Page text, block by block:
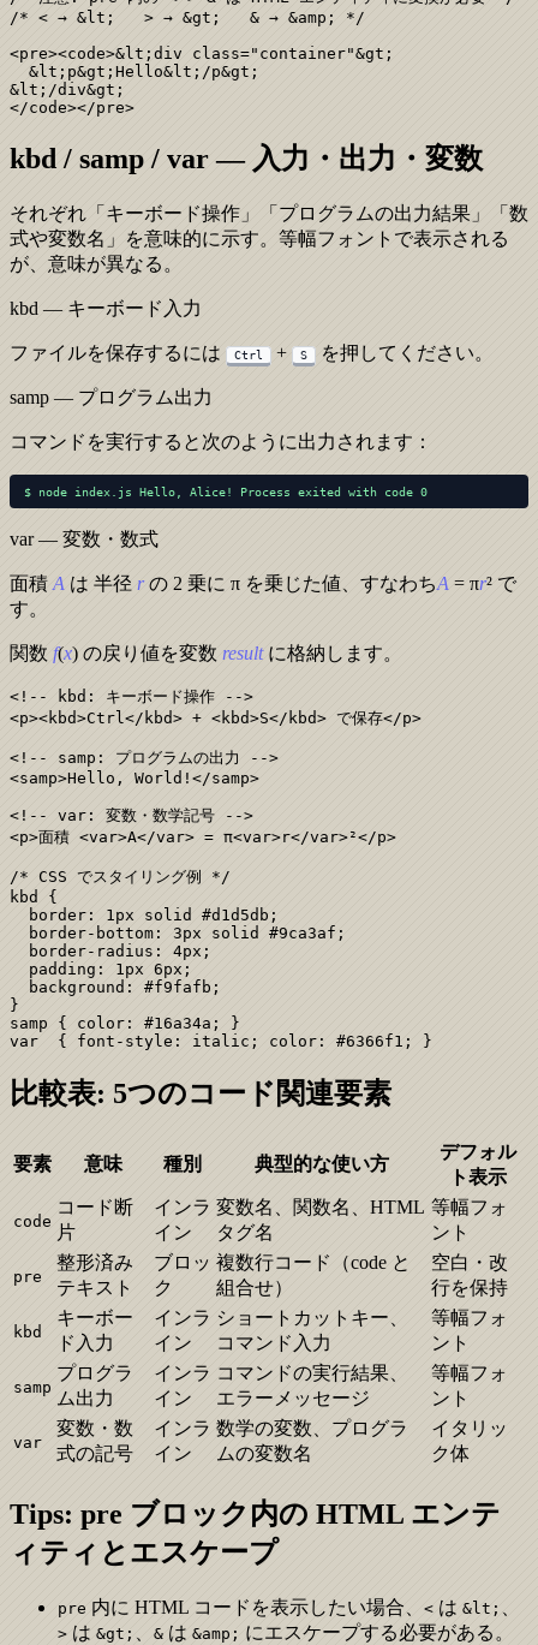
/* < → &lt;   > → &gt;   & → &amp; */
<pre><code>&lt;div class="container"&gt;
  &lt;p&gt;Hello&lt;/p&gt;
&lt;/div&gt;
</code></pre>
kbd / samp / var — 入力・出力・変数
それぞれ「キーボード操作」「プログラムの出力結果」「数
式や変数名」を意味的に示す。等幅フォントで表示される
が、意味が異なる。
kbd — キーボード入力
ファイルを保存するには Ctrl + S を押してください。
samp — プログラム出力
コマンドを実行すると次のように出力されます：
$ node index.js Hello, Alice! Process exited with code 0
var — 変数・数式
面積 A は 半径 r の 2 乗に π を乗じた値、すなわちA = πr² で
す。
関数 f(x) の戻り値を変数 resultに格納します。
<!-- kbd: キーボード操作 -->
<p><kbd>Ctrl</kbd> + <kbd>S</kbd> で保存</p>
<!-- samp: プログラムの出力 -->
<samp>Hello, World!</samp>
<!-- var: 変数・数学記号 -->
<p>面積 <var>A</var> = π<var>r</var>²</p>
/* CSS でスタイリング例 */
kbd {
  border: 1px solid #d1d5db;
  border-bottom: 3px solid #9ca3af;
  border-radius: 4px;
  padding: 1px 6px;
  background: #f9fafb;
}
samp { color: #16a34a; }
var  { font-style: italic; color: #6366f1; }
比較表: 5つのコード関連要素
要素 意味 種別 典型的な使い方
デフォル
ト表示
code
コード断
片
インラ
イン
変数名、関数名、HTML
タグ名
等幅フォ
ント
pre
整形済み
テキスト
ブロッ
ク
複数行コード（code と
組合せ）
空白・改
行を保持
kbd
キーボー
ド入力
インラ
イン
ショートカットキー、
コマンド入力
等幅フォ
ント
samp
プログラ
ム出力
インラ
イン
コマンドの実行結果、
エラーメッセージ
等幅フォ
ント
var
変数・数
式の記号
インラ
イン
数学の変数、プログラ
ムの変数名
イタリッ
ク体
Tips: pre ブロック内の HTML エンテ
ィティとエスケープ
pre 内に HTML コードを表示したい場合、 < は &lt; 、
> は &gt; & は &amp; にエスケープする必要がある。